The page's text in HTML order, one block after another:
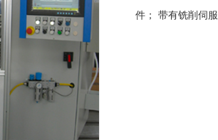
件； 带有铣削伺